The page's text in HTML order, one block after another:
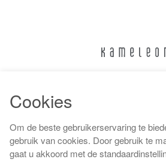
Algemene
Cookies
Om de beste gebruikerservaring te
gebruik van cookies. Door gebruik te
gaat u akkoord met de